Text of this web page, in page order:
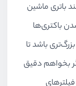
باتری ماشین
باکتری‌ها
باشد تا
بخواهم دقیق
از فیلترهای